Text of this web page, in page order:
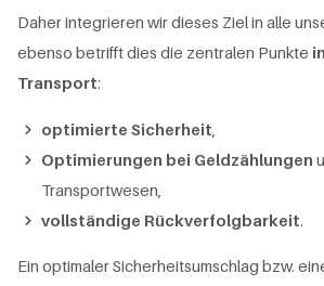
Daher integrieren wir dieses Ziel in alle
ebenso betrifft dies die zentralen Punkte
Transport:
optimierte Sicherheit
Optimierungen bei Geldzählungen
Transportwesen,
vollständige Rückverfolgbarkeit.
Ein optimaler Sicherheitsumschlag bzw.